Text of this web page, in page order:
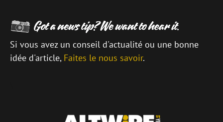
Si vous avez un conseil d'actualité ou une bonne
idée d'article, Faites le nous savoir.